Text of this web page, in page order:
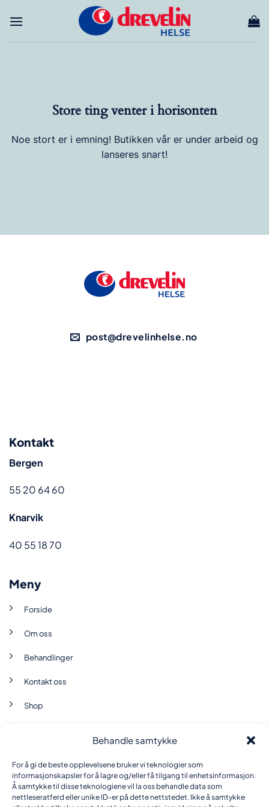
Behandle samtykke
For å gi de beste opplevelsene bruker vi teknologier som
informasjonskapsler for å lagre og/eller få tilgang til enhetsinformasjon.
Å samtykke til disse teknologiene vil la oss behandle data som
nettleseratferd eller unike ID-er på dette nettstedet. Ikke å samtykke
Store ting venter i horisonten
Noe stort er i emning! Butikken vår er under arbeid og
lanseres snart!
post@drevelinhelse.no
Kontakt
Bergen
55 20 64 60
Knarvik
40 55 18 70
Meny
Forside
Om oss
Behandlinger
Kontakt oss
Shop
Personvernerklæring
Informasjonskapsel-erklæring